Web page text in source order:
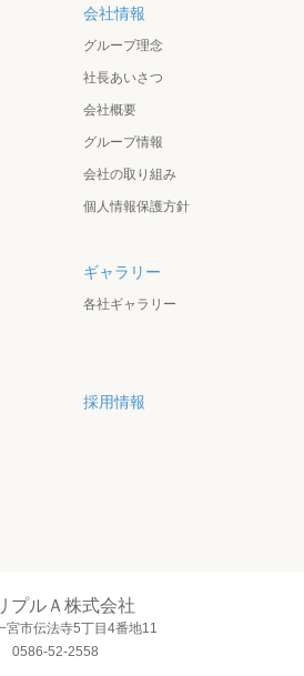
会社情報
グループ理念
社長あいさつ
会社概要
グループ情報
会社の取り組み
個人情報保護方針
ギャラリー
各社ギャラリー
採用情報
プルＡ株式会社
宮市伝法寺5丁目4番地11
0586-52-2558